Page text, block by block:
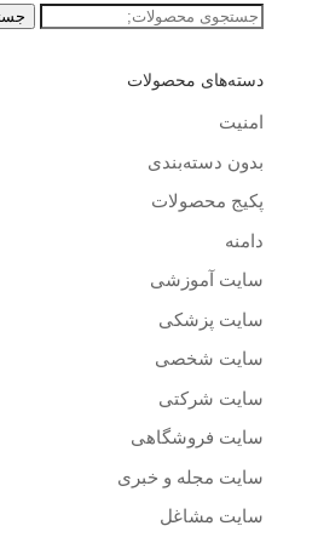
جستجو
دسته‌های محصولات
امنیت
بدون دسته‌بندی
پکیج محصولات
دامنه
سایت آموزشی
سایت پزشکی
سایت شخصی
سایت شرکتی
سایت فروشگاهی
سایت مجله و خبری
سایت مشاغل